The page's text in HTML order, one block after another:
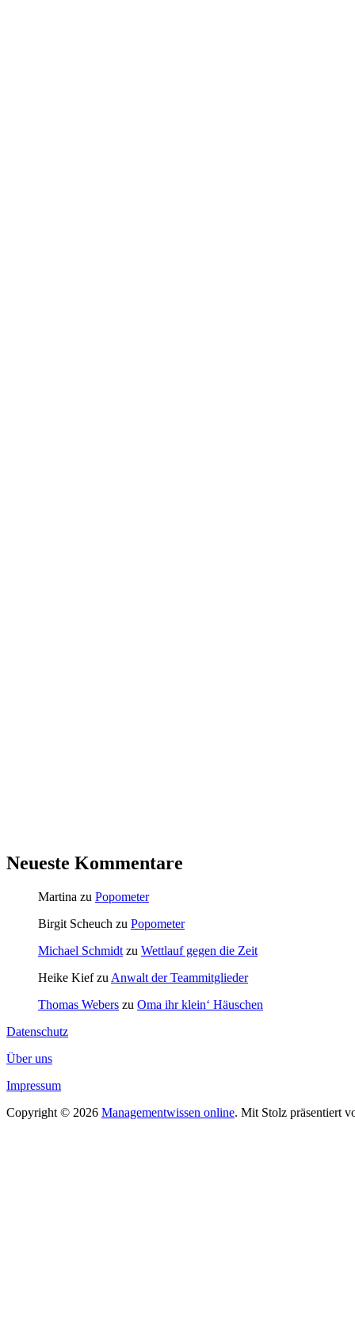
Neueste Kommentare
Martina zu Popometer
Birgit Scheuch zu Popometer
Michael Schmidt zu Wettlauf gegen die Zeit
Heike Kiefzu Anwalt der Teammitglieder
Thomas Webers zu Oma ihr klein‘ Häuschen
Datenschutz
Über uns
Impressum
Copyright © 2026 Managementwissen online. Mit Stolz präsentiert